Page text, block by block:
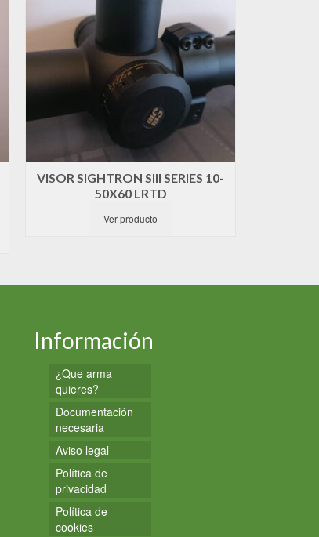
VISOR SIGHTRON SIII SERIES 10-
50X60 LRTD
Ver producto
Información
¿Que arma
quieres?
Documentación
necesaria
Aviso legal
Política de
privacidad
Política de
cookies